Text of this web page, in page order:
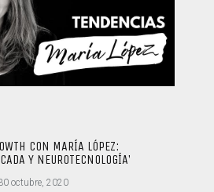
CON MARÍA LÓPEZ:
Y NEUROTECNOLOGÍA’
octubre, 2020